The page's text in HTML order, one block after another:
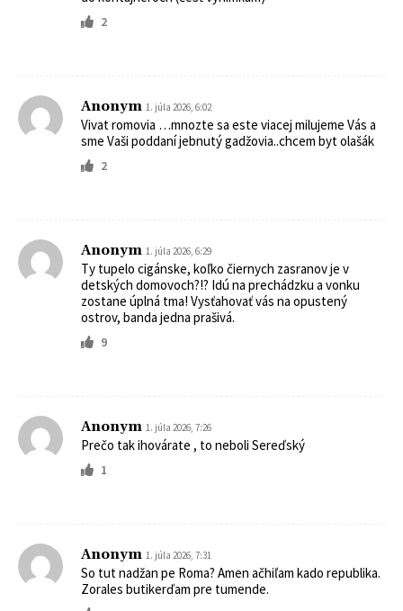
2
Anonym 1. júla 2026, 6:02
Vivat romovia …mnozte sa este viacej milujeme Vás a
sme Vaši poddaní jebnutý gadžovia..chcem byt olašák
2
Anonym 1. júla 2026, 6:29
Ty tupelo cigánske, koľko čiernych zasranov je v
detských domovoch?!? Idú na prechádzku a vonku
zostane úplná tma! Vysťahovať vás na opustený
ostrov, banda jedna prašivá.
9
Anonym 1. júla 2026, 7:26
Prečo tak ihovárate , to neboli Sereďský
1
Anonym 1. júla 2026, 7:31
So tut nadžan pe Roma? Amen ačhiľam kado republika.
Zorales butikerďam pre tumende.